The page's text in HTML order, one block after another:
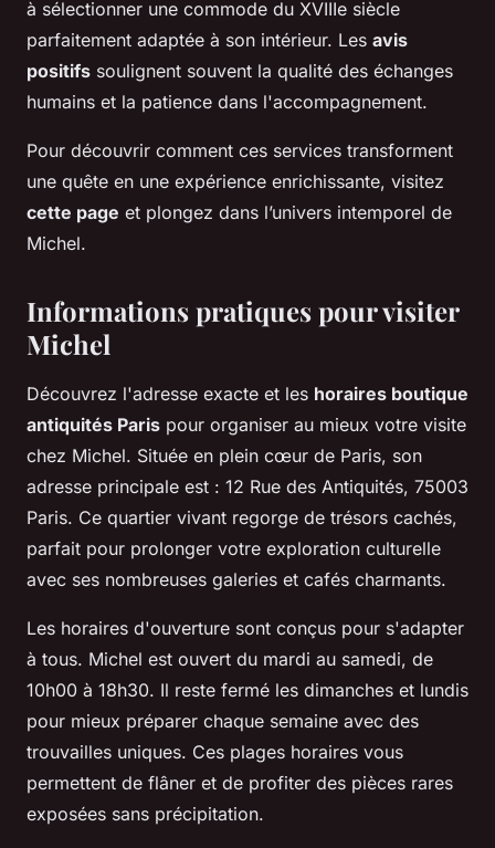
à sélectionner une commode du XVIIIe siècle
parfaitement adaptée à son intérieur. Les avis
positifs soulignent souvent la qualité des échanges
humains et la patience dans l'accompagnement.
Pour découvrir comment ces services transforment
une quête en une expérience enrichissante, visitez
cette page et plongez dans l’univers intemporel de
Michel.
Informations pratiques pour visiter
Michel
Découvrez l'adresse exacte et les horaires boutique
antiquités Paris pour organiser au mieux votre visite
chez Michel. Située en plein cœur de Paris, son
adresse principale est : 12 Rue des Antiquités, 75003
Paris. Ce quartier vivant regorge de trésors cachés,
parfait pour prolonger votre exploration culturelle
avec ses nombreuses galeries et cafés charmants.
Les horaires d'ouverture sont conçus pour s'adapter
à tous. Michel est ouvert du mardi au samedi, de
10h00 à 18h30. Il reste fermé les dimanches et lundis
pour mieux préparer chaque semaine avec des
trouvailles uniques. Ces plages horaires vous
permettent de flâner et de profiter des pièces rares
exposées sans précipitation.